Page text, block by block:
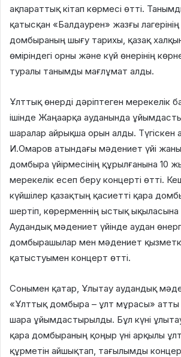
ақпараттық кітап көрмесі өтті.
қатысқан «Балдаурен» жазғы
домбыраның шығу тарихы, қазақ
өміріндегі орны және күй өнерінің
туралы танымды мағлұмат алды.
Ұлттық өнерді дәріптеген мерекелік
ішінде Жаңаарқа ауданында
шаралар айрықша орын алды. Түгіскен
И.Омаров атындағы мәдениет үйі
домбыра үйірмесінің құрылғанына 10
мерекелік есеп беру концерті өтті.
күйшілер қазақтың қасиетті қара
шертіп, көрерменнің ыстық ықыласына
Аудандық мәдениет үйінде аудан
домбырашылар мен мәдениет
қатыстуымен концерт өтті.
Сонымен қатар, Ұлытау аудандық
«Ұлттық домбыра – ұлт мұрасы» атты
шара ұйымдастырылды. Бұл күні
қара домбыраның қоңыр үні арқылы
құрметін айшықтап, тағылымды